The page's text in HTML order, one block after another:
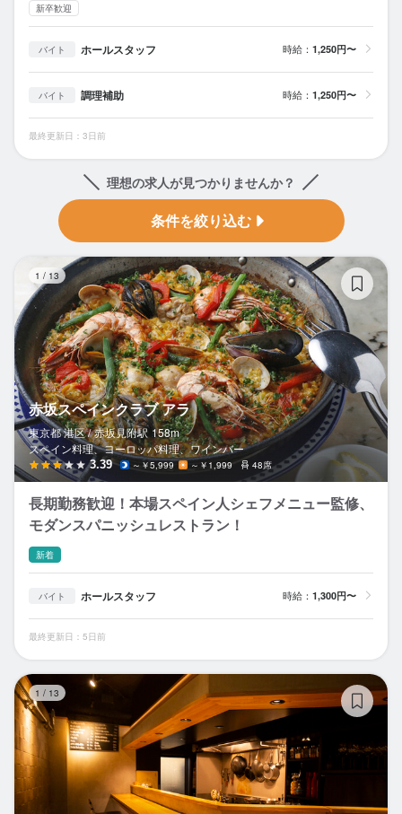
新卒歓迎
バイト ホールスタッフ 時給： 1,250円〜
バイト 調理補助 時給： 1,250円〜
最終更新日：3日前
理想の求人が見つかりませんか？
条件を絞り込む
1 / 13
赤坂スペインクラブ アラ
東京都 港区 / 赤坂見附駅 158m
スペイン料理、ヨーロッパ料理、ワインバー
3.39 ～￥5,999 ～￥1,999 48席
長期勤務歓迎！本場スペイン人シェフメニュー監修、
モダンスパニッシュレストラン！
新着
バイト ホールスタッフ 時給： 1,300円〜
最終更新日：5日前
1 / 13